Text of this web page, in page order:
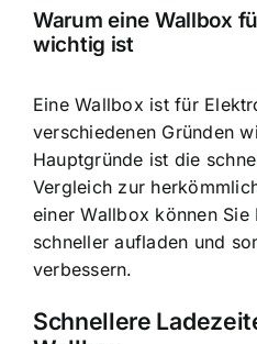
Warum eine Wallbox
wichtig ist
Eine Wallbox ist für
verschiedenen Gründen
Hauptgründe ist die
Vergleich zur
einer Wallbox können
schneller aufladen und
verbessern.
Schnellere